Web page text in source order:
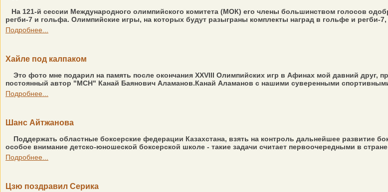
На 121-й сессии Международного олимпийского комитета (МОК) его члены большинством голосов
регби-7 и гольфа. Олимпийские игры, на которых будут разыграны комплекты наград в гольфе и регби-
Подробнее...
Хайле под калпаком
Это фото мне подарил на память после окончания XXVIII Олимпийских игр в Афинах мой давний друг,
постоянный автор "МСН" Канай Баянович Аламанов.Канай Аламанов с нашими суверенными
Подробнее...
Шанс Айтжанова
Поддержать областные боксерские федерации Казахстана, взять на контроль дальнейшее развитие
особое внимание детско-юношеской боксерской школе - такие задачи считает первоочередными в
Подробнее...
Цзю поздравил Серика